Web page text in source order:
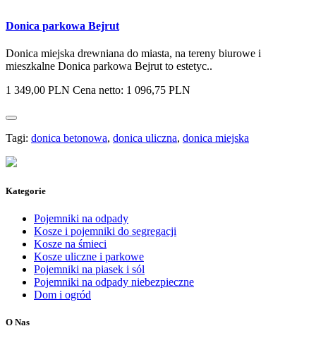
Donica parkowa Bejrut
Donica miejska drewniana do miasta, na tereny biurowe i
mieszkalne Donica parkowa Bejrut to estetyc..
1 349,00 PLN Cena netto: 1 096,75 PLN
Tagi: donica betonowa, donica uliczna, donica miejska
Kategorie
Pojemniki na odpady
Kosze i pojemniki do segregacji
Kosze na śmieci
Kosze uliczne i parkowe
Pojemniki na piasek i sól
Pojemniki na odpady niebezpieczne
Dom i ogród
O Nas